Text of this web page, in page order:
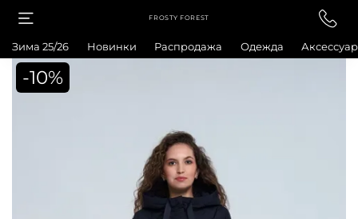
FROSTY FOREST
Зима 25/26 Новинки Распродажа Одежда
-10%